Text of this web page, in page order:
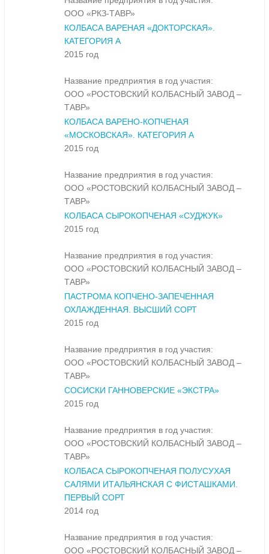
ООО «РКЗ-ТАВР»
КОЛБАСА ВАРЕНАЯ «ДОКТОРСКАЯ».
КАТЕГОРИЯ А
2015 год
Название предприятия в год участия:
ООО «РОСТОВСКИЙ КОЛБАСНЫЙ ЗАВОД –
ТАВР»
КОЛБАСА ВАРЕНО-КОПЧЕНАЯ
«МОСКОВСКАЯ». КАТЕГОРИЯ А
2015 год
Название предприятия в год участия:
ООО «РОСТОВСКИЙ КОЛБАСНЫЙ ЗАВОД –
ТАВР»
КОЛБАСА СЫРОКОПЧЕНАЯ «СУДЖУК»
2015 год
Название предприятия в год участия:
ООО «РОСТОВСКИЙ КОЛБАСНЫЙ ЗАВОД –
ТАВР»
ПАСТРОМА КОПЧЕНО-ЗАПЕЧЕННАЯ
ОХЛАЖДЕННАЯ. ВЫСШИЙ СОРТ
2015 год
Название предприятия в год участия:
ООО «РОСТОВСКИЙ КОЛБАСНЫЙ ЗАВОД –
ТАВР»
СОСИСКИ ГАННОВЕРСКИЕ «ЭКСТРА»
2015 год
Название предприятия в год участия:
ООО «РОСТОВСКИЙ КОЛБАСНЫЙ ЗАВОД –
ТАВР»
КОЛБАСА СЫРОКОПЧЕНАЯ ПОЛУСУХАЯ
САЛЯМИ ИТАЛЬЯНСКАЯ С ФИСТАШКАМИ.
ПЕРВЫЙ СОРТ
2014 год
Название предприятия в год участия:
ООО «РОСТОВСКИЙ КОЛБАСНЫЙ ЗАВОД –